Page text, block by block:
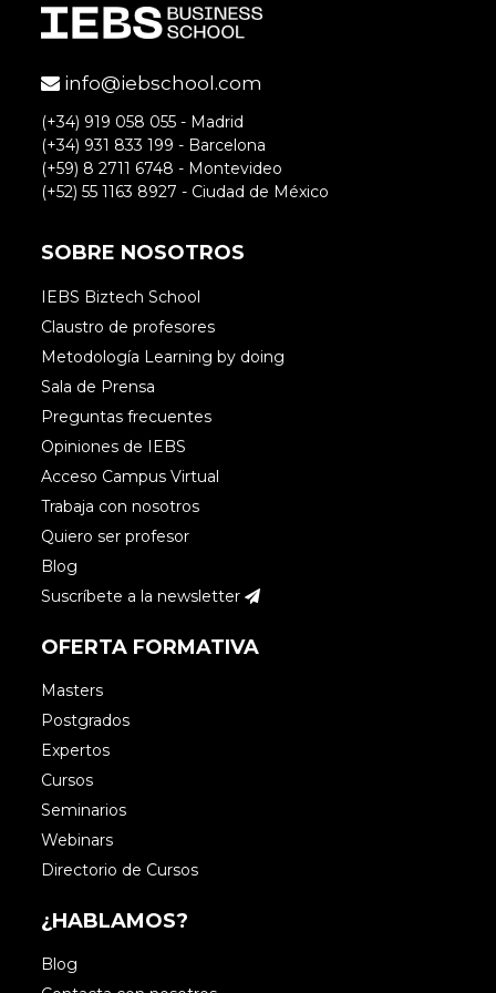
Hola María
seguro que en España también existen
este tipo de casos aunque bastante difícil
culturalmente las empresas no tienden a
comunicar sus estructuras
organizacionales, salvo en sus ámbitos
internos. Pero de la misma forma que en
USA, será más fácil encontrarlo en
startups o nuevas empresas, con modelos
más flexibles, que en grandes compañías
ya implantadas y con grandes estructuras
de personal.
Hola, me gustaría conocer ejemplos de
empresas españolas que funcionen bajo
este modelo.
info@iebschool.com
(+34) 919 058 055 - Madrid
(+34) 931 833 199 - Barcelona
(+59) 8 2711 6748 - Montevideo
(+52) 55 1163 8927 - Ciudad de México
SOBRE NOSOTROS
IEBS Biztech School
Claustro de profesores
Metodología Learning by doing
Sala de Prensa
Preguntas frecuentes
Opiniones de IEBS
Acceso Campus Virtual
Trabaja con nosotros
Quiero ser profesor
Blog
Suscríbete a la newsletter
OFERTA FORMATIVA
Masters
Postgrados
Expertos
Cursos
Seminarios
Webinars
Directorio de Cursos
¿HABLAMOS?
Blog